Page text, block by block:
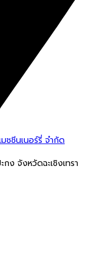
ชีนเนอร์รี่ จำกัด
ง จังหวัดฉะเชิงเทรา